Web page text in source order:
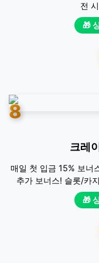
전
🎁
8
크레
매일 첫 입금 15% 보너
추가 보너스! 슬롯/카
🎁